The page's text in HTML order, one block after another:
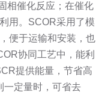
相催化反应；在催化
用。SCOR采用了模
便于运输和安装，也
协同工艺中，能利
提供能量，节省高
一定量时，可省去